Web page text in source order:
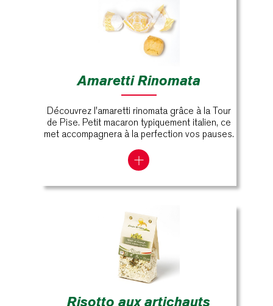
Amaretti Rinomata
Découvrez l'amaretti rinomata grâce à la Tour
de Pise. Petit macaron typiquement italien, ce
met accompagnera à la perfection vos pauses.
Risotto aux artichauts